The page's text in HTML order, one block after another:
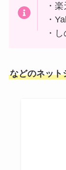
・
・
・
などのネット